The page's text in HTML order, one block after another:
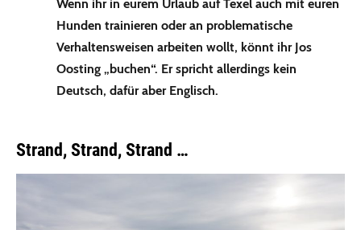
Wenn ihr in eurem Urlaub auf Texel auch mit euren
Hunden trainieren oder an problematische
Verhaltensweisen arbeiten wollt, könnt ihr Jos
Oosting „buchen“. Er spricht allerdings kein
Deutsch, dafür aber Englisch.
Strand, Strand, Strand …